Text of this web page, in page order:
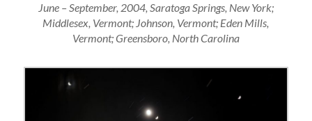
June – September, 2004, Saratoga Springs, New York;
Middlesex, Vermont; Johnson, Vermont; Eden Mills,
Vermont; Greensboro, North Carolina